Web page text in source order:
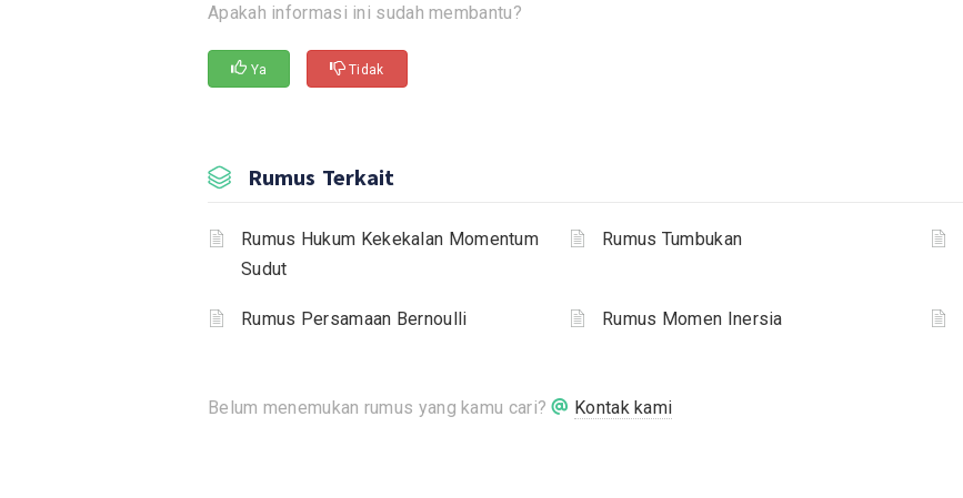
Apakah informasi ini sudah membantu?
Ya Tidak
Rumus Terkait
Rumus Hukum Kekekalan Momentum
Sudut
Rumus Tumbukan
Rumus Persamaan Bernoulli Rumus Momen Inersia
Belum menemukan rumus yang kamu cari? Kontak kami